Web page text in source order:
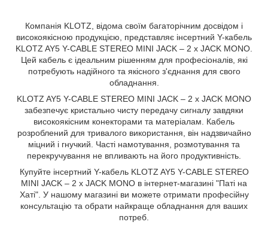
Компанія KLOTZ, відома своїм багаторічним досвідом і
високоякісною продукцією, представляє інсертний Y-кабель
KLOTZ AY5 Y-CABLE STEREO MINI JACK – 2 x JACK MONO.
Цей кабель є ідеальним рішенням для професіоналів, які
потребують надійного та якісного з'єднання для свого
обладнання.
KLOTZ AY5 Y-CABLE STEREO MINI JACK – 2 x JACK MONO
забезпечує кристально чисту передачу сигналу завдяки
високоякісним конекторами та матеріалам. Кабель
розроблений для тривалого використання, він надзвичайно
міцний і гнучкий. Часті намотування, розмотування та
перекручування не впливають на його продуктивність.
Купуйте інсертний Y-кабель KLOTZ AY5 Y-CABLE STEREO
MINI JACK – 2 x JACK MONO в інтернет-магазині "Паті на
Хаті". У нашому магазині ви можете отримати професійну
консультацію та обрати найкраще обладнання для ваших
потреб.